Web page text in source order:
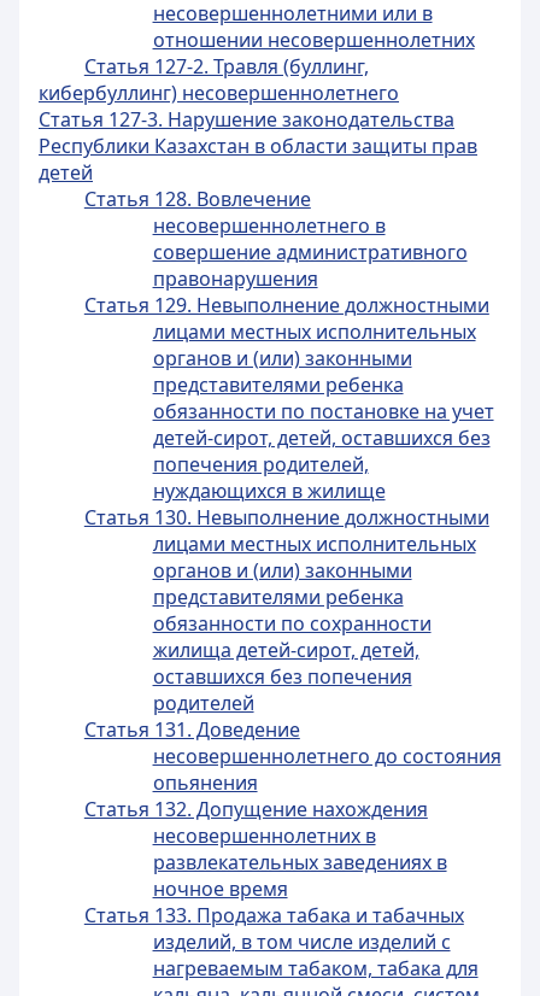
несовершеннолетними или в
отношении несовершеннолетних
Статья 127-2. Травля (буллинг,
кибербуллинг) несовершеннолетнего
Статья 127-3. Нарушение законодательства
Республики Казахстан в области защиты прав
детей
Статья 128. Вовлечение
несовершеннолетнего в
совершение административного
правонарушения
Статья 129. Невыполнение должностными
лицами местных исполнительных
органов и (или) законными
представителями ребенка
обязанности по постановке на учет
детей-сирот, детей, оставшихся без
попечения родителей,
нуждающихся в жилище
Статья 130. Невыполнение должностными
лицами местных исполнительных
органов и (или) законными
представителями ребенка
обязанности по сохранности
жилища детей-сирот, детей,
оставшихся без попечения
родителей
Статья 131. Доведение
несовершеннолетнего до состояния
опьянения
Статья 132. Допущение нахождения
несовершеннолетних в
развлекательных заведениях в
ночное время
Статья 133. Продажа табака и табачных
изделий, в том числе изделий с
нагреваемым табаком, табака для